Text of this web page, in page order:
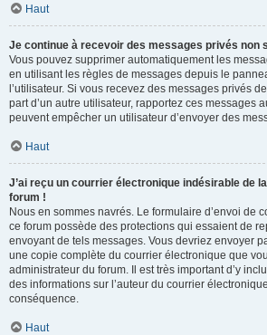
Haut
Je continue à recevoir des messages privés non
Vous pouvez supprimer automatiquement les
en utilisant les règles de messages depuis le
l’utilisateur. Si vous recevez des messages privés
part d’un autre utilisateur, rapportez ces messages
peuvent empêcher un utilisateur d’envoyer des
Haut
J’ai reçu un courrier électronique indésirable de
forum !
Nous en sommes navrés. Le formulaire d’envoi de
ce forum possède des protections qui essaient de
envoyant de tels messages. Vous devriez envoyer
une copie complète du courrier électronique que
administrateur du forum. Il est très important d’y
des informations sur l’auteur du courrier
conséquence.
Haut